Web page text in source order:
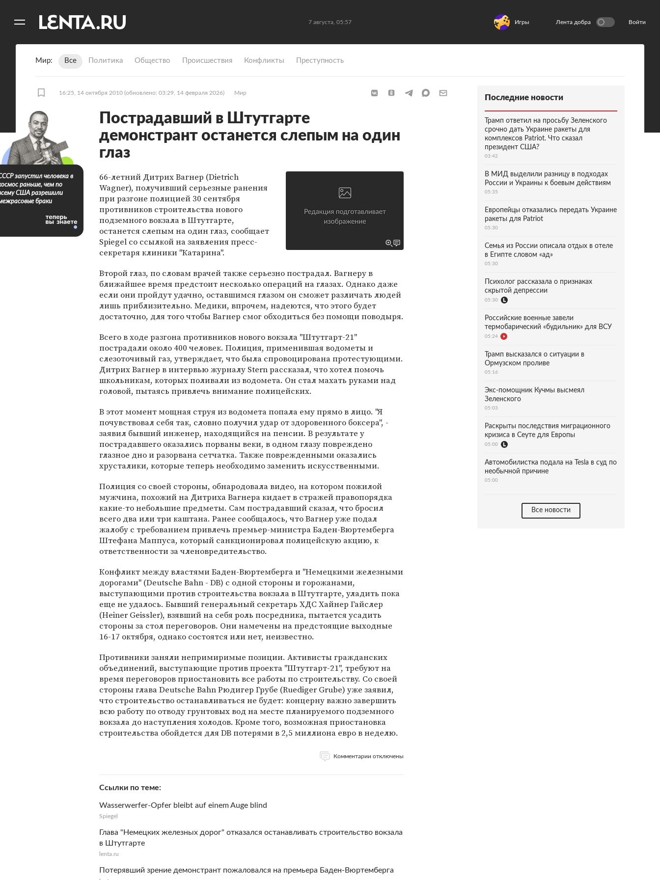
7 августа, 05:57 Игры Лента добра Войти
Мир Все Политика Общество Происшествия Конфликты Преступность
16:25, 14 октября 2010 (обновлено: 03:29, 14 февраля 2026) Мир
Пострадавший в Штутгарте
демонстрант останется слепым на один
глаз
66-летний Дитрих Вагнер (Dietrich
Wagner), получивший серьезные ранения
при разгоне полицией 30 сентября
противников строительства нового
подземного вокзала в Штутгарте,
останется слепым на один глаз, сообщает
Spiegel со ссылкой на заявления пресс-
секретаря клиники "Катарина".
Второй глаз, по словам врачей также серьезно пострадал. Вагнеру в
ближайшее время предстоит несколько операций на глазах. Однако даже
если они пройдут удачно, оставшимся глазом он сможет различать людей
лишь приблизительно. Медики, впрочем, надеются, что этого будет
достаточно, для того чтобы Вагнер смог обходиться без помощи поводыря.
Всего в ходе разгона противников нового вокзала "Штутгарт-21"
пострадали около 400 человек. Полиция, применившая водометы и
слезоточивый газ, утверждает, что была спровоцирована протестующими.
Дитрих Вагнер в интервью журналу Stern рассказал, что хотел помочь
школьникам, которых поливали из водомета. Он стал махать руками над
головой, пытаясь привлечь внимание полицейских.
В этот момент мощная струя из водомета попала ему прямо в лицо. "Я
почувствовал себя так, словно получил удар от здоровенного боксера", -
заявил бывший инженер, находящийся на пенсии. В результате у
пострадавшего оказались порваны веки, в одном глазу повреждено
глазное дно и разорвана сетчатка. Также поврежденными оказались
хрусталики, которые теперь необходимо заменить искусственными.
Полиция со своей стороны, обнародовала видео, на котором пожилой
мужчина, похожий на Дитриха Вагнера кидает в стражей правопорядка
какие-то небольшие предметы. Сам пострадавший сказал, что бросил
всего два или три каштана. Ранее сообщалось, что Вагнер уже подал
жалобу с требованием привлечь премьер-министра Баден-Вюртемберга
Штефана Маппуса, который санкционировал полицейскую акцию, к
ответственности за членовредительство.
Конфликт между властями Баден-Вюртемберга и "Немецкими железными
дорогами" (Deutsche Bahn - DB) с одной стороны и горожанами,
выступающими против строительства вокзала в Штутгарте, уладить пока
еще не удалось. Бывший генеральный секретарь ХДС Хайнер Гайслер
(Heiner Geissler), взявший на себя роль посредника, пытается усадить
стороны за стол переговоров. Они намечены на предстоящие выходные
16-17 октября, однако состоятся или нет, неизвестно.
Противники заняли непримиримые позиции. Активисты гражданских
объединений, выступающие против проекта "Штутгарт-21", требуют на
время переговоров приостановить все работы по строительству. Со своей
стороны глава Deutsche Bahn Рюдигер Грубе (Ruediger Grube) уже заявил,
что строительство останавливаться не будет: концерну важно завершить
всю работу по отводу грунтовых вод на месте планируемого подземного
вокзала до наступления холодов. Кроме того, возможная приостановка
строительства обойдется для DB потерями в 2,5 миллиона евро в неделю.
Комментарии отключены
Ссылки по теме
Wasserwerfer-Opfer bleibt auf einem Auge blind
Spiegel
Глава "Немецких железных дорог" отказался останавливать строительство вокзала
в Штутгарте
lenta.ru
Потерявший зрение демонстрант пожаловался на премьера Баден-Вюртемберга
запустил человека в
раньше, чем по
США разрешили
браки
Последние новости
Трамп ответил на просьбу Зеленского
срочно дать Украине ракеты для
комплексов Patriot. Что сказал
президент США?
03:42
В МИД выделили разницу в подходах
России и Украины к боевым действиям
05:35
Европейцы отказались передать Украине
ракеты для Patriot
05:30
Семья из России описала отдых в отеле
в Египте словом «ад»
05:30
Психолог рассказала о признаках
скрытой депрессии
05:30
Российские военные завели
термобарический «будильник» для ВСУ
05:24
Трамп высказался о ситуации в
Ормузском проливе
05:16
Экс-помощник Кучмы высмеял
Зеленского
05:03
Раскрыты последствия миграционного
кризиса в Сеуте для Европы
05:00
Автомобилистка подала на Tesla в суд по
необычной причине
05:00
Все новости